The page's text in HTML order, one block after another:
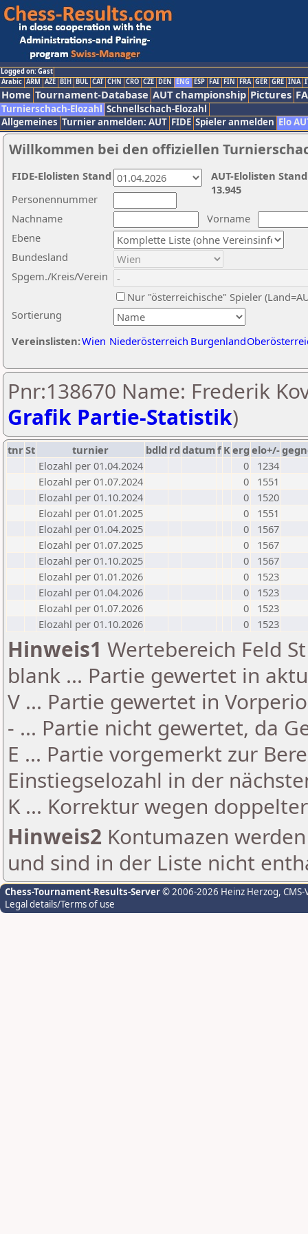
Logged on: Gast
Arabic ARM AZE BIH BUL CAT CHN CRO CZE DEN ENG ESP FAI FIN FRA GER GRE INA
Home Tournament-Database AUT championship Pictures
Turnierschach-Elozahl Schnellschach-Elozahl
Allgemeines Turnier anmelden: AUT FIDE Spieler anmelden Elo
Willkommen bei den offiziellen
Nachname
Vorname
Ebene
Sortierung
Personennummer
Bundesland
Spgem./Kreis/Verein
Nur "österreichische" Spieler
Vereinslisten:Wien Niederösterreich Burgenland
AUT-Elolisten
13.945
FIDE-Elolisten Stand
Pnr:138670 Name: Frederik
Grafik Partie-Statistik)
tnrSt turnier bdld rd datumf Kerg elo+/-
Elozahl per 01.04.2024
0
1234
Elozahl per 01.07.2024
0
1551
Elozahl per 01.10.2024
0
1520
Elozahl per 01.01.2025
0
1551
Elozahl per 01.04.2025
0
1567
Elozahl per 01.07.2025
0
1567
Elozahl per 01.10.2025
0
1567
Elozahl per 01.01.2026
0
1523
Elozahl per 01.04.2026
0
1523
Elozahl per 01.07.2026
0
1523
Elozahl per 01.10.2026
0 1523
Hinweis1 Wertebereich Feld
blank ... Partie gewertet in
V ... Partie gewertet in
- ... Partie nicht gewertet, da
E ... Partie vorgemerkt zur
Einstiegselozahl in der
K ... Korrektur wegen
Hinweis2 Kontumazen
und sind in der Liste nicht
Chess-Tournament-Results-Server© 2006-2026 Heinz Herzog,
Legal details/Terms of use